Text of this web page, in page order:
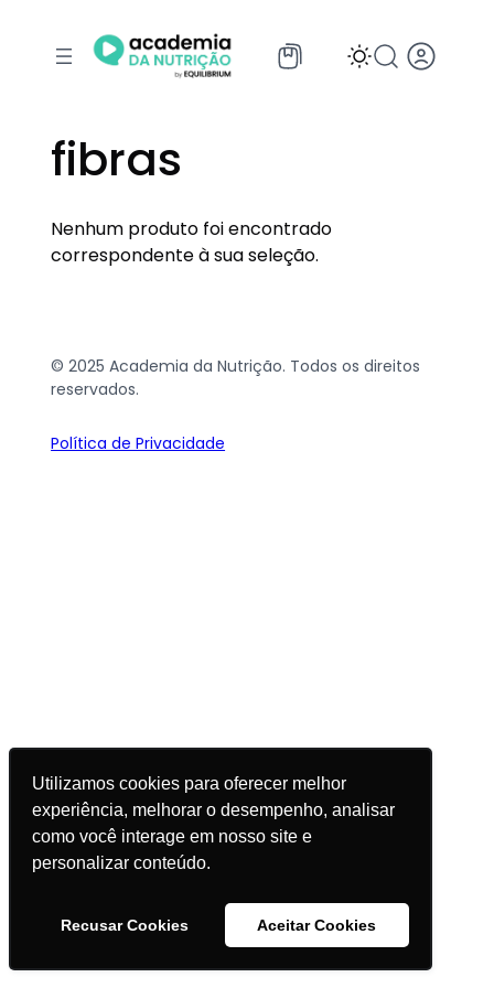
Utilizamos cookies para oferecer melhor
experiência, melhorar o desempenho, analisar
como você interage em nosso site e
personalizar conteúdo.
Recusar Cookies Aceitar Cookies
fibras
Nenhum produto foi encontrado
correspondente à sua seleção.
© 2025 Academia da Nutrição. Todos os direitos
reservados.
Política de Privacidade